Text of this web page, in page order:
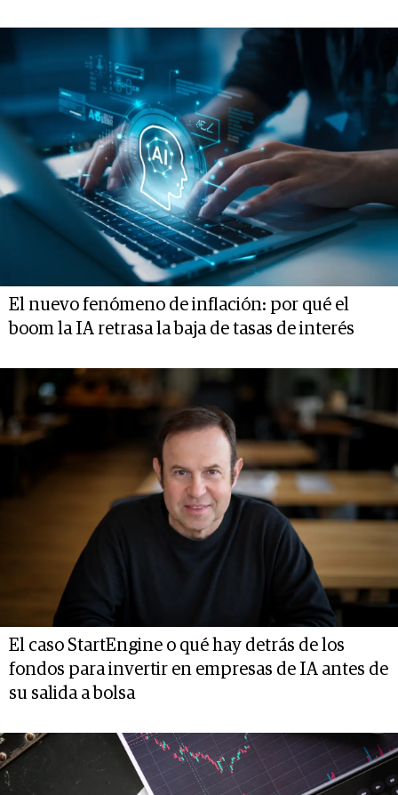
El nuevo fenómeno de inflación: por qué el
boom la IA retrasa la baja de tasas de interés
El caso StartEngine o qué hay detrás de los
fondos para invertir en empresas de IA antes de
su salida a bolsa